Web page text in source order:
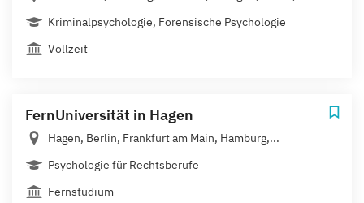
Kriminalpsychologie, Forensische Psychologie
Vollzeit
FernUniversität in Hagen
Hagen, Berlin, Frankfurt am Main, Hamburg,...
Psychologie für Rechtsberufe
Fernstudium